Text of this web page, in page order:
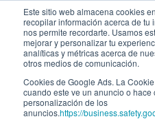
Este sitio web almacena cookies
recopilar información acerca de tu
nos permite recordarte. Usamos
mejorar y personalizar tu
analíticas y métricas acerca de
otros medios de comunicación.
Cookies de Google Ads. La
cuando este ve un anuncio o hace
personalización de los
anuncios.https://
Todos los eventos